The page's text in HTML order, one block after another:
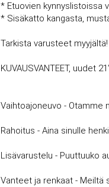
* Etuovien kynnyslistoissa
* Sisäkatto kangasta,
Tarkista varusteet myyjältä!
KUVAUSVANTEET, uudet
Vaihtoajoneuvo - Otamme
Rahoitus - Aina sinulle
Lisävarustelu - Puuttuuko
Vanteet ja renkaat - Meiltä